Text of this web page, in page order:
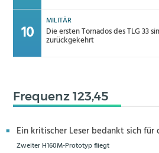
MILITÄR
Die ersten Tornados des TLG 33
zurückgekehrt
Frequenz 123,45
Ein kritischer Leser bedankt sich für
Zweiter H160M-Prototyp fliegt